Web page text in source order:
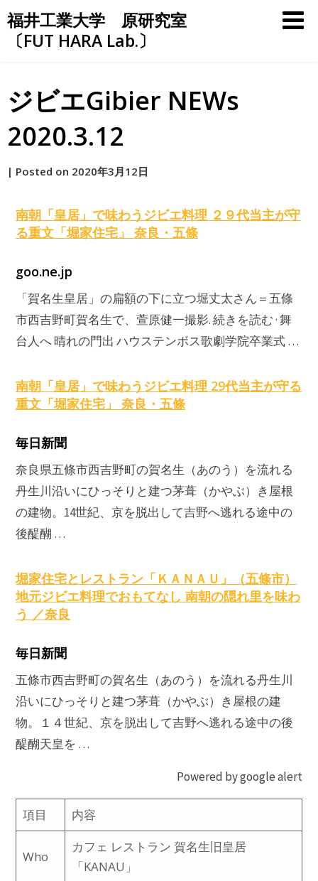
Skip
to
content
福井工業大学 原研究室
〔FUT HARA Lab.〕
ジビエGibier NEWs
2020.3.12
by
| Posted on 2020年3月12日
南朝「皇居」で味わう ジビエ料理 ２９代当主が守
る重文「堀家住宅」 奈良・五條
goo.ne.jp
「賀名生皇居」の扁額の下に立つ堀丈太さん＝五條
市西吉野町賀名生で、萱原健一撮影. 続きを読む · 舞
台人へ 晴れの門出 ハウステンボス歌劇学院卒業式 …
南朝「皇居」で味わう ジビエ料理 29代当主が守る
重文「堀家住宅」 奈良・五條
毎日新聞
奈良県五條市西吉野町の賀名生（あのう）を流れる
丹生川沿いにひっそりと建つ茅葺（かやぶ）き屋根
の建物。14世紀、京を脱出して吉野へ逃れる途中の
後醍醐 …
堀家住宅とレストラン「ＫＡＮＡＵ」（五條市）
地元ジビエ料理でおもてなし 南朝の隠れ里を味わ
う ／奈良
毎日新聞
五條市西吉野町の賀名生（あのう）を流れる丹生川
沿いにひっそりと建つ茅葺（かやぶ）き屋根の建
物。１４世紀、京を脱出して吉野へ逃れる途中の後
醍醐天皇を …
Powered by google alert
項目 内容
Who
カフェ レストラン 賀名生旧皇居
「KANAU」